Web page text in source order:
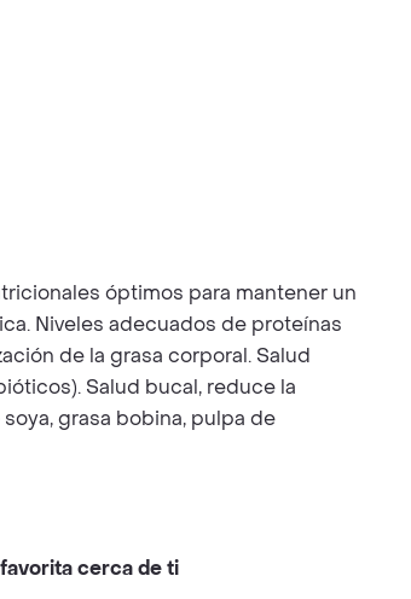
óptimos para mantener un
Niveles adecuados de proteínas
de la grasa corporal. Salud
Salud bucal, reduce la
grasa bobina, pulpa de
cerca de ti